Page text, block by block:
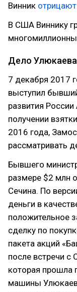
Винник отрицают
В США Виннику
Дело Улюкаева
7 декабря 2017
выступил
развития
получении
2016 года,
рассматривать
Бывшего
размере $2 млн
Сечина. По
деньги в
положительное
сделку по
пакета акций
после встречи с
которая прошла
машины